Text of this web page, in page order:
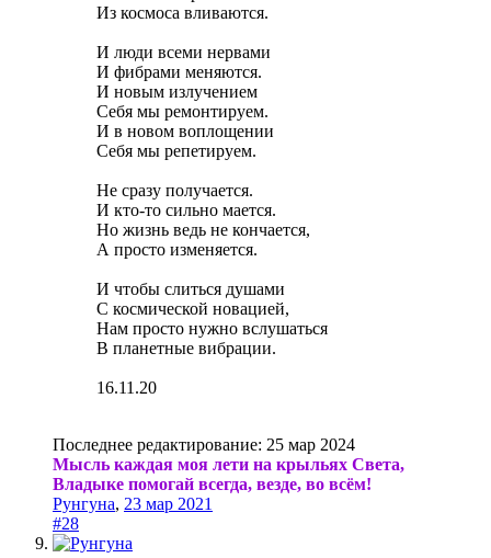
Из космоса вливаются.
И люди всеми нервами
И фибрами меняются.
И новым излучением
Себя мы ремонтируем.
И в новом воплощении
Себя мы репетируем.
Не сразу получается.
И кто-то сильно мается.
Но жизнь ведь не кончается,
А просто изменяется.
И чтобы слиться душами
С космической новацией,
Нам просто нужно вслушаться
В планетные вибрации.
16.11.20
Последнее редактирование: 25 мар 2024
Мысль каждая моя лети на крыльях Света,
Владыке помогай всегда, везде, во всём!
Рунгуна, 23 мар 2021
#28